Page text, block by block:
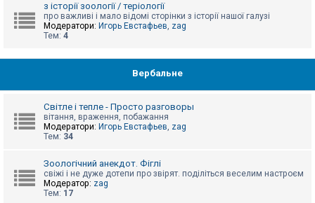
з історії зоології / теріології
про важливі і мало відомі сторінки з історії нашої галузі
Модератори: Игорь Евстафьев, zag
Тем: 4
Вербальне
Світле і тепле - Просто разговоры
вітання, враження, побажання
Модератори: Игорь Евстафьев, zag
Тем: 34
Зоологічний анекдот. Фіглі
свіжі і не дуже дотепи про звірят. поділіться веселим настроєм
Модератор: zag
Тем: 17